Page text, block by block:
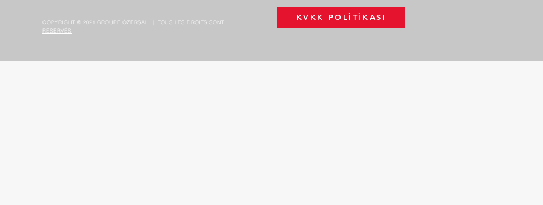
COPYRIGHT © 2021 GROUPE ÖZERŞAH | TOUS LES DROITS SONT
RÉSERVÉS
KVKK POLİTİKASI